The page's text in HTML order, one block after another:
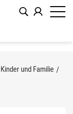
Kinder und Familie